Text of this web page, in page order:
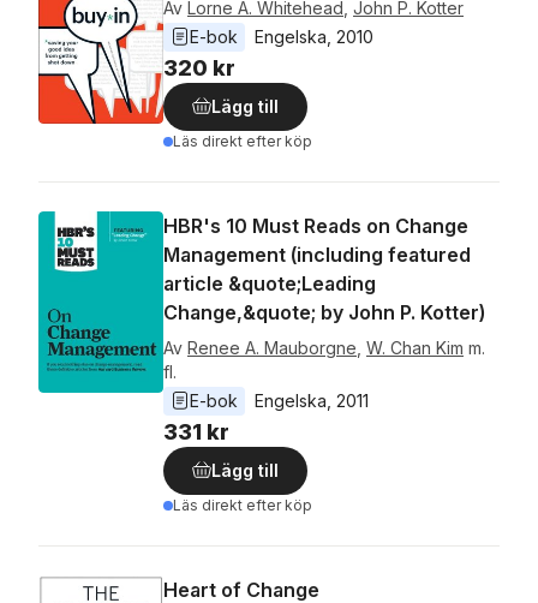
Av Lorne A. Whitehead John P. Kotter
E-bok
Engelska 2010
320 kr
Lägg till
Läs direkt efter köp
HBR's 10 Must Reads on Change
Management (including featured
article &quote;Leading
Change,&quote; by John P. Kotter)
Av Renee A. Mauborgne W. Chan Kim m.
fl.
E-bok
Engelska 2011
331 kr
Lägg till
Läs direkt efter köp
Heart of Change